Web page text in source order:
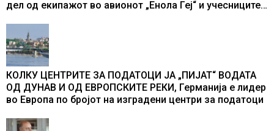
дел од екипажот во авионот „Енола Геј“ и учесниците
промени текот на историјата
КОЛКУ ЦЕНТРИТЕ ЗА ПОДАТОЦИ ЈА „ПИЈАТ“ ВОДАТА
ОД ДУНАВ И ОД ЕВРОПСКИТЕ РЕКИ, Германија е лидер
во Европа по бројот на изградени центри за податоци